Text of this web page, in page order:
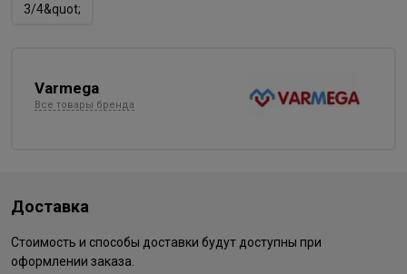
3/4&quot;
Varmega
Все товары бренда
Доставка
Стоимость и способы доставки будут доступны при
оформлении заказа.